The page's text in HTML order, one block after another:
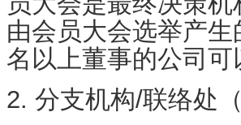
由会员大会选举产
名以上董事的公司
2. 分支机构/联络处（